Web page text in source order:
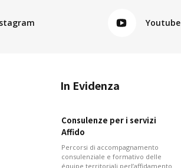
Youtube
In Evidenza
Consulenze per i servizi
Affido
Percorsi di accompagnamento
consulenziale e formativo delle
équipe territoriali perl’affidamento